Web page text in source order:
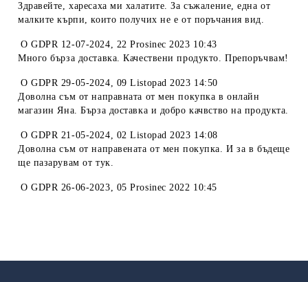
Здравейте, харесаха ми халатите. За съжаление, една от
малките кърпи, които получих не е от поръчания вид.
OGDPR 12-07-2024, 22 Prosinec 2023 10:43
Много бърза доставка. Качествени продукто. Препоръчвам!
OGDPR 29-05-2024, 09 Listopad 2023 14:50
Доволна съм от направната от мен покупка в онлайн
магазин Яна. Бърза доставка и добро качвство на продукта.
OGDPR 21-05-2024, 02 Listopad 2023 14:08
Доволна съм от направената от мен покупка. И за в бъдеще
ще пазарувам от тук.
OGDPR 26-06-2023, 05 Prosinec 2022 10:45